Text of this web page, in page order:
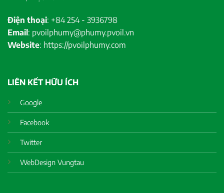
Điện thoại: +84 254 - 3936798
Email: pvoilphumy@phumy.pvoil.vn
Website: https://pvoilphumy.com
LIÊN KẾT HỮU ÍCH
Google
Facebook
Twitter
WebDesign Vungtau